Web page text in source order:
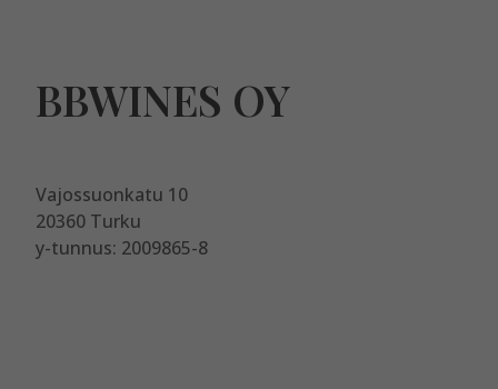
BBWINES OY
Vajossuonkatu 10
20360 Turku
y-tunnus: 2009865-8